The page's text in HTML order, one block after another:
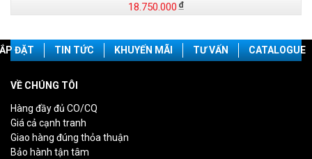
18.750.000
ĐẶT TIN TỨC KHUYẾN MÃI TƯ VẤN CATALOGUE
VỀ CHÚNG TÔI
Hàng đầy đủ CO/CQ
Giá cả cạnh tranh
Giao hàng đúng thỏa thuận
Bảo hành tận tâm